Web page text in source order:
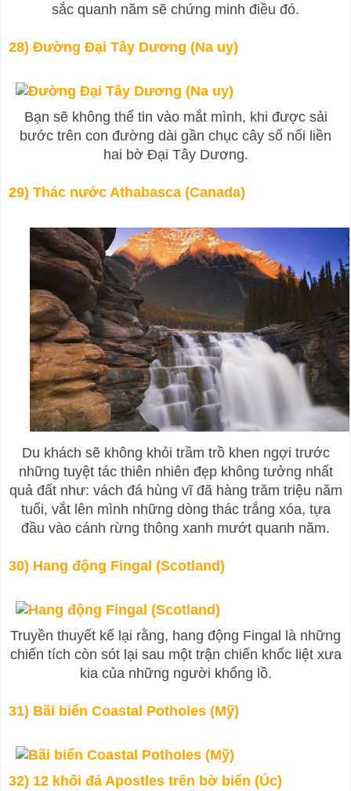
sắc quanh năm sẽ chứng minh điều đó.
28) Đường Đại Tây Dương (Na uy)
Bạn sẽ không thể tin vào mắt mình, khi được sải
bước trên con đường dài gần chục cây số nối liền
hai bờ Đại Tây Dương.
29) Thác nước Athabasca (Canada)
Du khách sẽ không khỏi trầm trồ khen ngợi trước
những tuyệt tác thiên nhiên đẹp không tưởng nhất
quả đất như: vách đá hùng vĩ đã hàng trăm triệu năm
tuổi, vắt lên mình những dòng thác trắng xóa, tựa
đầu vào cánh rừng thông xanh mướt quanh năm.
30) Hang động Fingal (Scotland)
Truyền thuyết kể lại rằng, hang động Fingal là những
chiến tích còn sót lại sau một trận chiến khốc liệt xưa
kia của những người khổng lồ.
31) Bãi biển Coastal Potholes (Mỹ)
32) 12 khối đá Apostles trên bờ biển (Úc)